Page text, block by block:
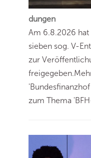
dungen
Am 6.8.2026 hat
sieben sog. V-
zur
zum Thema